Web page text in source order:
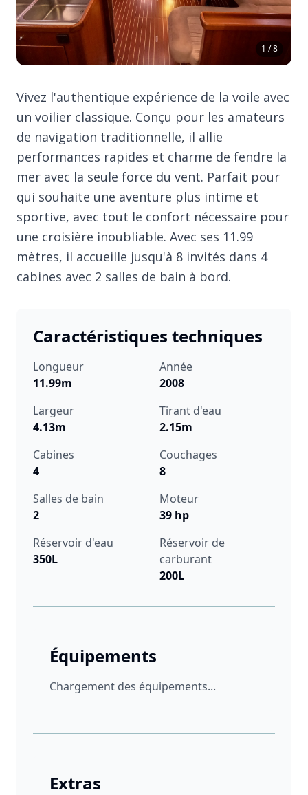
1 / 8
Vivez l'authentique expérience de la voile avec
un voilier classique. Conçu pour les amateurs
de navigation traditionnelle, il allie
performances rapides et charme de fendre la
mer avec la seule force du vent. Parfait pour
qui souhaite une aventure plus intime et
sportive, avec tout le confort nécessaire pour
une croisière inoubliable. Avec ses 11.99
mètres, il accueille jusqu'à 8 invités dans 4
cabines avec 2 salles de bain à bord.
Caractéristiques techniques
Longueur
11.99m
Année
2008
Largeur
4.13m
Tirant d'eau
2.15m
Cabines
4
Couchages
8
Salles de bain
2
Moteur
39 hp
Réservoir d'eau
350L
Réservoir de
carburant
200L
Équipements
Chargement des équipements...
Extras